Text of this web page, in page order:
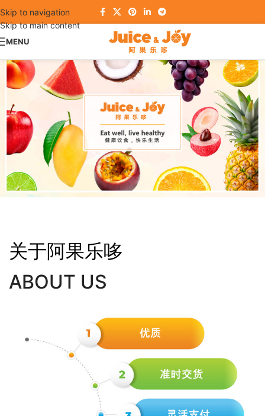
Skip to navigation
Skip to main content
MENU
关于阿果乐哆
ABOUT US